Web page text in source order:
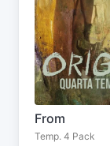
From
Temp. 4 Pack